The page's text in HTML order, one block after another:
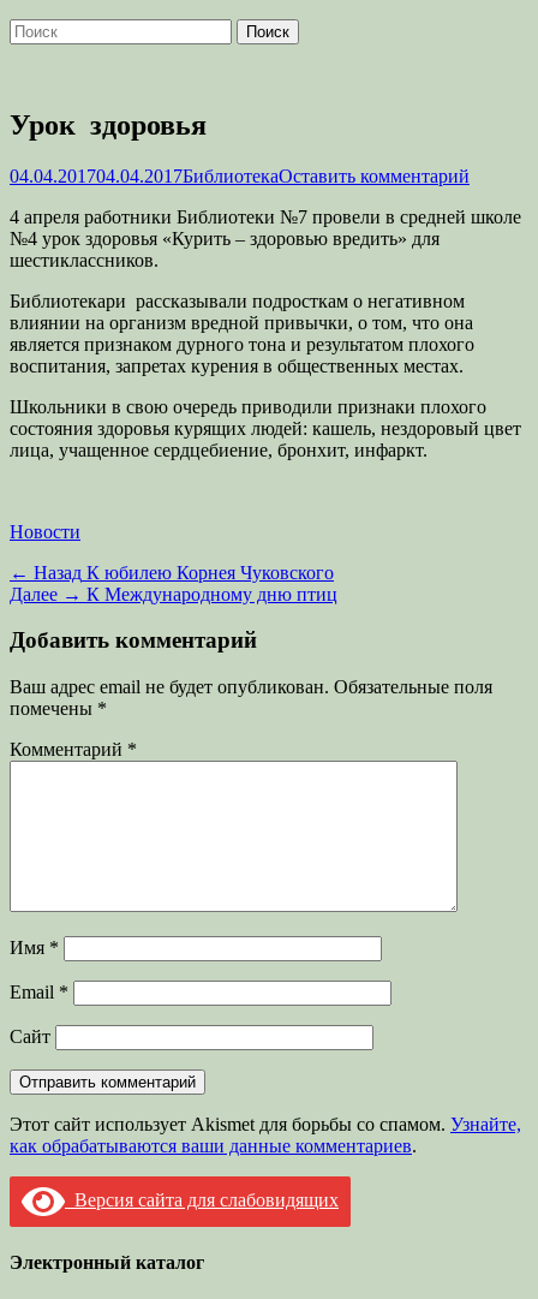
Поиск
Найти:
Урок здоровья
Опубликовано
04.04.201704.04.2017Автор
БиблиотекаОставить комментарий
4 апреля работники Библиотеки №7 провели в средней школе
№4 урок здоровья «Курить – здоровью вредить» для
шестиклассников.
Библиотекари рассказывали подросткам о негативном
влиянии на организм вредной привычки, о том, что она
является признаком дурного тона и результатом плохого
воспитания, запретах курения в общественных местах.
Школьники в свою очередь приводили признаки плохого
состояния здоровья курящих людей: кашель, нездоровый цвет
лица, учащенное сердцебиение, бронхит, инфаркт.
Категории
Новости
Навигация
по
записям
← Назад Предыдущая
запись:
К юбилею Корнея Чуковского
Далее → Следующая
К Международному дню птиц
Добавить комментарий
Ваш адрес email не будет опубликован. Обязательные поля
помечены *
Комментарий *
Имя *
Email *
Сайт
Этот сайт использует Akismet для борьбы со спамом. Узнайте,
как обрабатываются ваши данные комментариев.
Версия сайта для слабовидящих
Электронный каталог